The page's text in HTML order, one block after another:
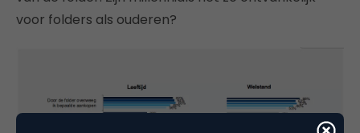
voor folders als ouderen?